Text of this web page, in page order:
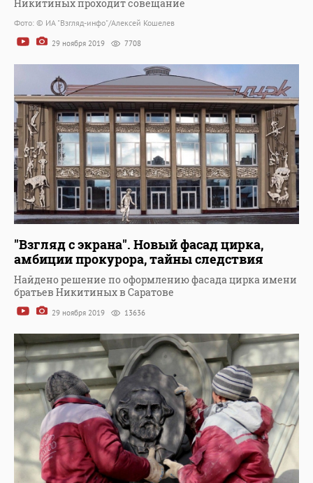
Никитиных проходит совещание
Фото: © ИА "Взгляд-инфо"/Алексей Кошелев
29 ноября 2019 7708
"Взгляд с экрана". Новый фасад цирка,
амбиции прокурора, тайны следствия
Найдено решение по оформлению фасада цирка имени
братьев Никитиных в Саратове
29 ноября 2019 13636